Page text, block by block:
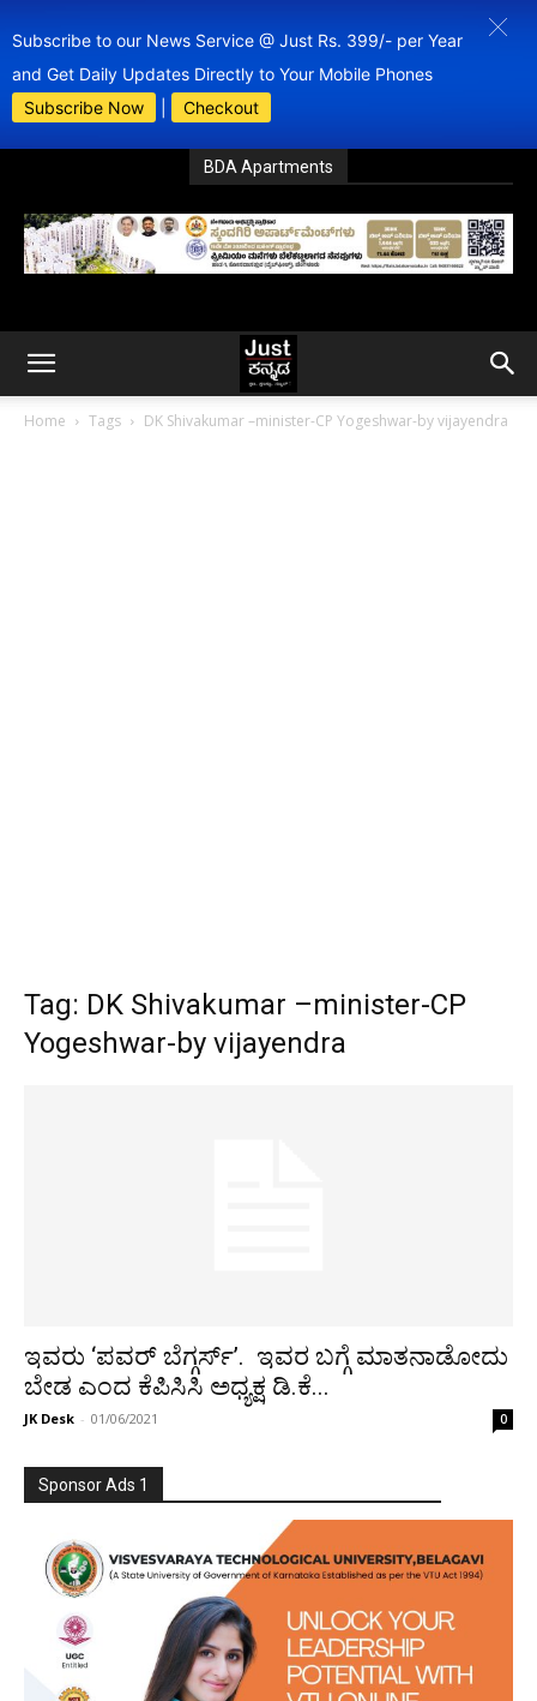
Subscribe to our News Service @ Just Rs. 399/- per Year
and Get Daily Updates Directly to Your Mobile Phones
Subscribe Now
Checkout
BDA Apartments
Home Tags DK Shivakumar –minister-CP Yogeshwar-by vijayendra
Tag: DK Shivakumar –minister-CP
Yogeshwar-by vijayendra
ಇವರು ‘ಪವರ್ ಬೆಗ್ಗರ್ಸ್’. ಇವರ ಬಗ್ಗೆ ಮಾತನಾಡೋದು
ಬೇಡ ಎಂದ ಕೆಪಿಸಿಸಿ ಅಧ್ಯಕ್ಷ ಡಿ.ಕೆ...
JK Desk - 01/06/2021 0
Sponsor Ads 1